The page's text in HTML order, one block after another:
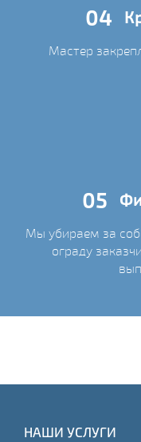
04
Мастер
05
Мы убираем за
ограду
НАШИ УСЛУГИ